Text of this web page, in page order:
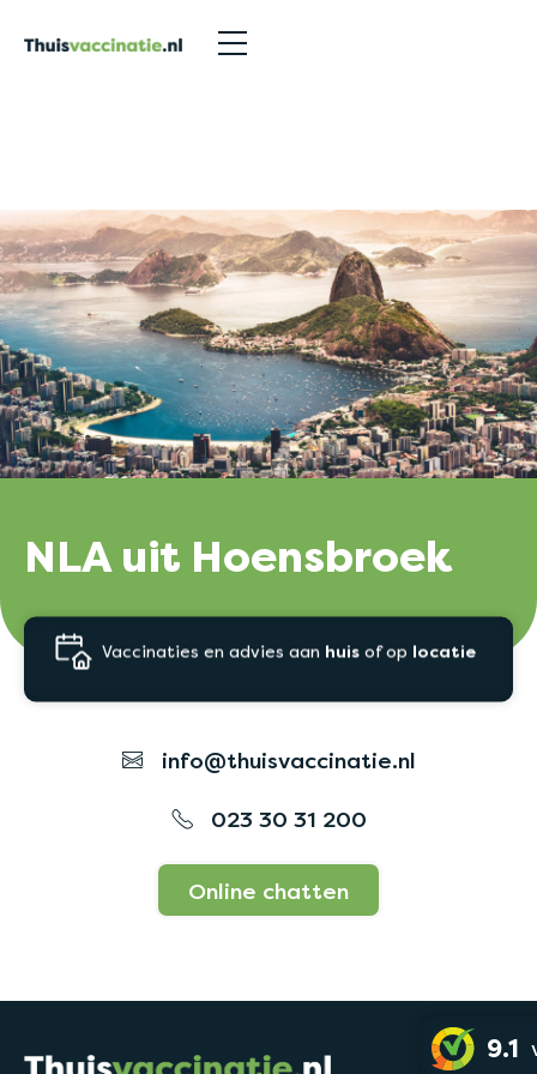
NLA uit Hoensbroek
Vaccinaties en advies aan huis of op locatie
info@thuisvaccinatie.nl
023 30 31 200
Online chatten
9.1